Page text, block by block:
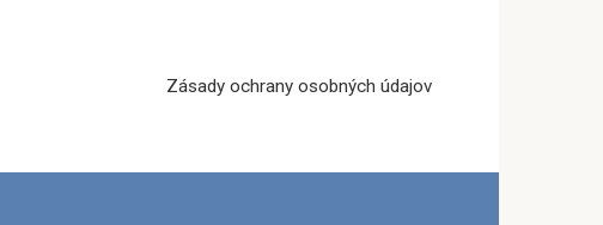
Zásady ochrany osobných údajov